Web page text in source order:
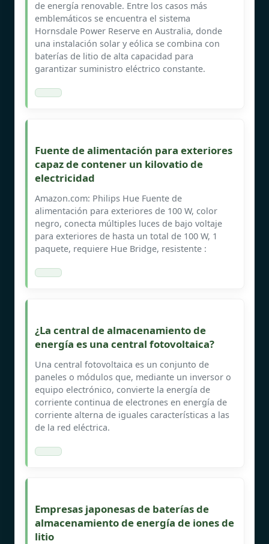
de energía renovable. Entre los casos más
emblemáticos se encuentra el sistema
Hornsdale Power Reserve en Australia, donde
una instalación solar y eólica se combina con
baterías de litio de alta capacidad para
garantizar suministro eléctrico constante.
Fuente de alimentación para exteriores
capaz de contener un kilovatio de
electricidad
Amazon.com: Philips Hue Fuente de
alimentación para exteriores de 100 W, color
negro, conecta múltiples luces de bajo voltaje
para exteriores de hasta un total de 100 W, 1
paquete, requiere Hue Bridge, resistente :
¿La central de almacenamiento de
energía es una central fotovoltaica?
Una central fotovoltaica es un conjunto de
paneles o módulos que, mediante un inversor o
equipo electrónico, convierte la energía de
corriente continua de electrones en energía de
corriente alterna de iguales características a las
de la red eléctrica.
Empresas japonesas de baterías de
almacenamiento de energía de iones de
litio